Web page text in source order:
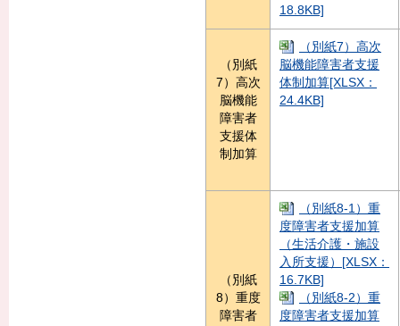
18.8KB]
（別紙
7）高次
脳機能
障害者
支援体
制加算
（別紙7）高次
脳機能障害者支援
体制加算[XLSX：
24.4KB]
（別紙
8）重度
障害者
（別紙8-1）重
度障害者支援加算
（生活介護・施設
入所支援）[XLSX：
16.7KB]
（別紙8-2）重
度障害者支援加算